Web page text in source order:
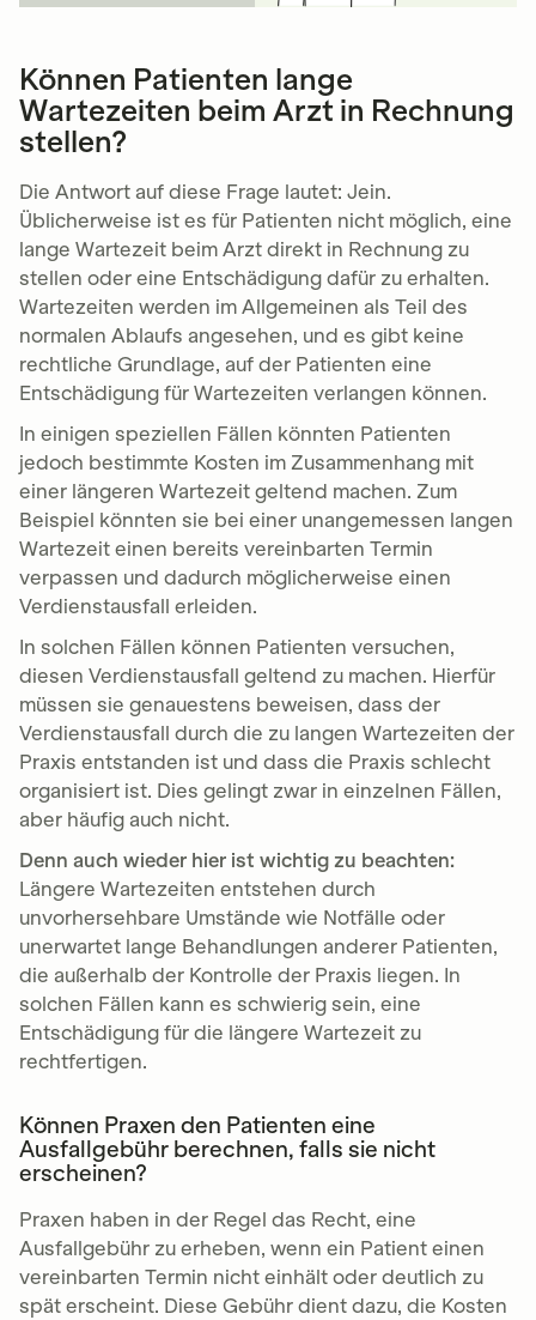
Können Patienten lange
Wartezeiten beim Arzt in Rechnung
stellen?
Die Antwort auf diese Frage lautet: Jein.
Üblicherweise ist es für Patienten nicht möglich, eine
lange Wartezeit beim Arzt direkt in Rechnung zu
stellen oder eine Entschädigung dafür zu erhalten.
Wartezeiten werden im Allgemeinen als Teil des
normalen Ablaufs angesehen, und es gibt keine
rechtliche Grundlage, auf der Patienten eine
Entschädigung für Wartezeiten verlangen können.
In einigen speziellen Fällen könnten Patienten
jedoch bestimmte Kosten im Zusammenhang mit
einer längeren Wartezeit geltend machen. Zum
Beispiel könnten sie bei einer unangemessen langen
Wartezeit einen bereits vereinbarten Termin
verpassen und dadurch möglicherweise einen
Verdienstausfall erleiden.
In solchen Fällen können Patienten versuchen,
diesen Verdienstausfall geltend zu machen. Hierfür
müssen sie genauestens beweisen, dass der
Verdienstausfall durch die zu langen Wartezeiten der
Praxis entstanden ist und dass die Praxis schlecht
organisiert ist. Dies gelingt zwar in einzelnen Fällen,
aber häufig auch nicht.
Denn auch wieder hier ist wichtig zu beachten:
Längere Wartezeiten entstehen durch
unvorhersehbare Umstände wie Notfälle oder
unerwartet lange Behandlungen anderer Patienten,
die außerhalb der Kontrolle der Praxis liegen. In
solchen Fällen kann es schwierig sein, eine
Entschädigung für die längere Wartezeit zu
rechtfertigen.
Können Praxen den Patienten eine
Ausfallgebühr berechnen, falls sie nicht
erscheinen?
Praxen haben in der Regel das Recht, eine
Ausfallgebühr zu erheben, wenn ein Patient einen
vereinbarten Termin nicht einhält oder deutlich zu
spät erscheint. Diese Gebühr dient dazu, die Kosten